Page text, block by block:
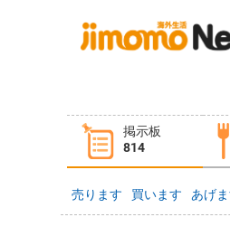
掲示板
814
タウン情報 教えて！
売ります 買います あげ